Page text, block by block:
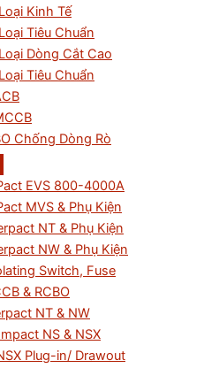
Kinh Tế
Tiêu Chuẩn
Dòng Cắt Cao
Tiêu Chuẩn
Chống Dòng Rò
EVS 800-4000A
MVS & Phụ Kiện
NT & Phụ Kiện
NW & Phụ Kiện
Switch, Fuse
& RCBO
NT & NW
NS & NSX
Plug-in/ Drawout